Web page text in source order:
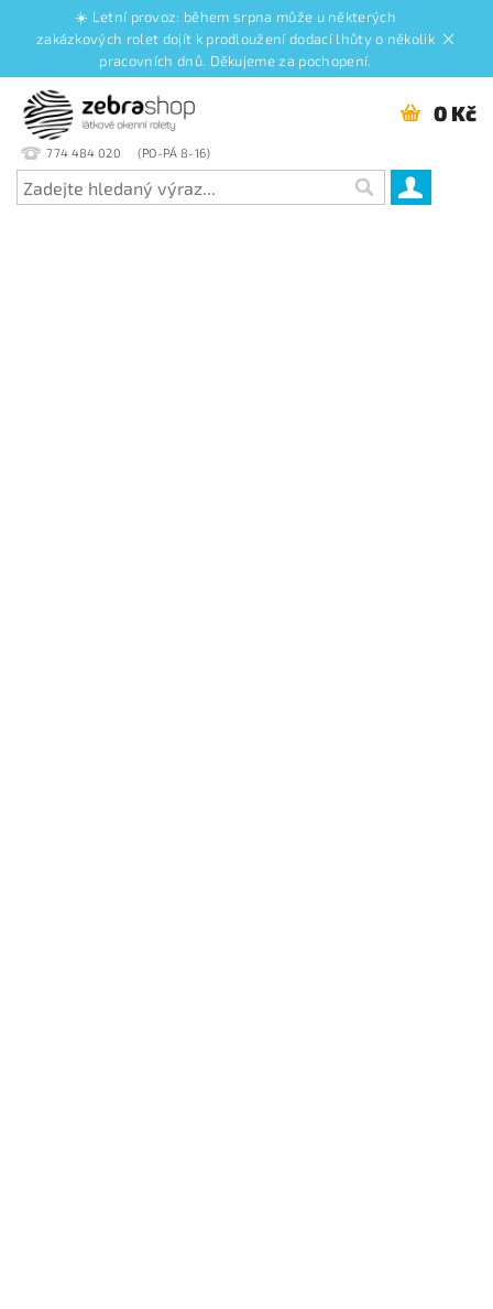
☀️ Letní provoz: během srpna může u některých
zakázkových rolet dojít k prodloužení dodací lhůty o několik
pracovních dnů. Děkujeme za pochopení.
774 484 020
0 Kč